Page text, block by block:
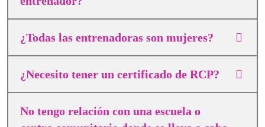
¿Todas las entrenadoras son mujeres?
¿Necesito tener un certificado de RCP?
No tengo relación con una escuela o